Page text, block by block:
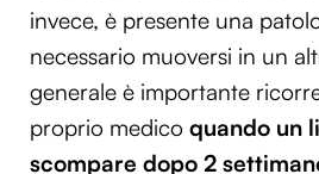
invece, è presente una
necessario muoversi in un
generale è importante
proprio medico quando un
scompare dopo 2